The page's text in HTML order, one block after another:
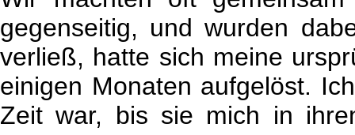
gegenseitig, und wurden
verließ, hatte sich meine
einigen Monaten aufgelöst.
Zeit war, bis sie mich in